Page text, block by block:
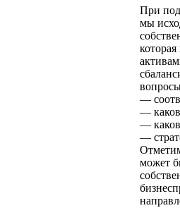
При
мы
—
—
—
—
может